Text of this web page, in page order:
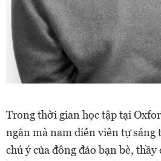
Trong thời gian học tập tại
ngắn mà nam diễn viên tự sáng
chú ý của đông đảo bạn bè, thầy